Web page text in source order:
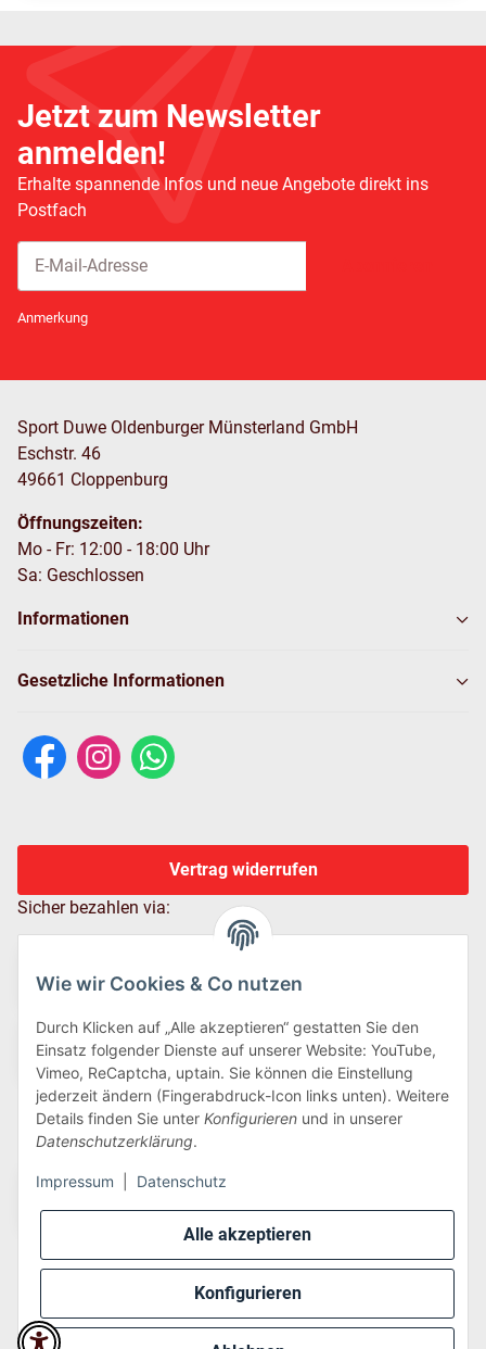
Alle akzeptieren
Konfigurieren
Wie wir Cookies & Co nutzen
Durch Klicken auf „Alle akzeptieren“ gestatten Sie den
Einsatz folgender Dienste auf unserer Website: YouTube,
Vimeo, ReCaptcha, uptain. Sie können die Einstellung
jederzeit ändern (Fingerabdruck-Icon links unten). Weitere
Details finden Sie unter Konfigurieren und in unserer
Datenschutzerklärung.
Impressum Datenschutz
Jetzt zum Newsletter
anmelden!
Erhalte spannende Infos und neue Angebote direkt ins
Postfach
Anmerkung
Sport Duwe Oldenburger Münsterland GmbH
Eschstr. 46
49661 Cloppenburg
Öffnungszeiten:
Mo - Fr: 12:00 - 18:00 Uhr
Sa: Geschlossen
Informationen
Gesetzliche Informationen
Vertrag widerrufen
Sicher bezahlen via:
Wir versenden via:
* Alle Preise inkl. gesetzlicher USt., zzgl.Versand